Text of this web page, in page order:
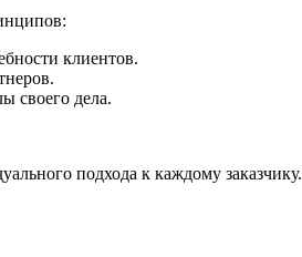
клиентов.
своего дела.
подхода к каждому заказчику.